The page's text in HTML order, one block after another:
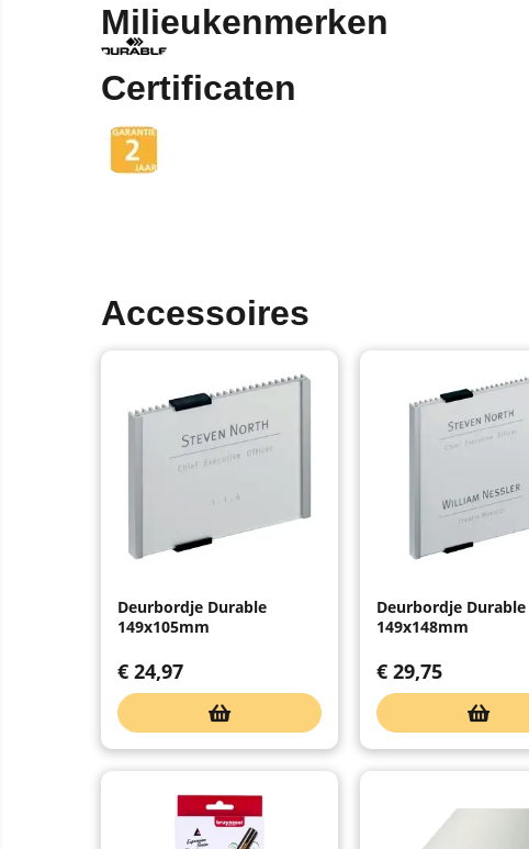
Milieukenmerken
Certificaten
Accessoires
Deurbordje Durable
149x105mm
€ 24,97
Deurbordje Durable
149x148mm
€ 29,75